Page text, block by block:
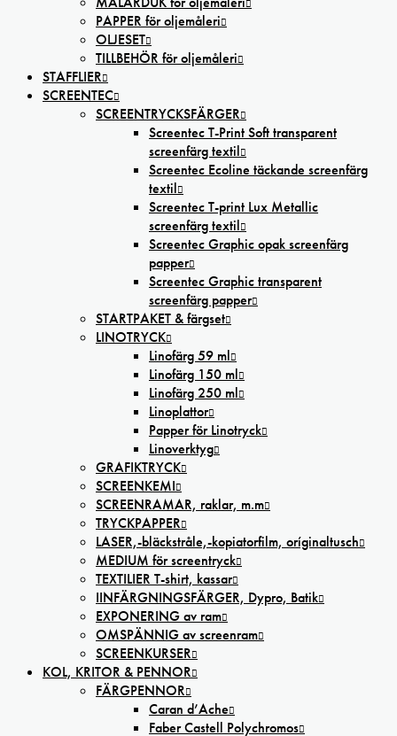
PAPPER för oljemåleri
OLJESET
TILLBEHÖR för oljemåleri
STAFFLIER
SCREENTEC
SCREENTRYCKSFÄRGER
Screentec T-Print Soft transparent
screenfärg textil
Screentec Ecoline täckande screenfärg
textil
Screentec T-print Lux Metallic
screenfärg textil
Screentec Graphic opak screenfärg
papper
Screentec Graphic transparent
screenfärg papper
STARTPAKET & färgset
LINOTRYCK
Linofärg 59 ml
Linofärg 150 ml
Linofärg 250 ml
Linoplattor
Papper för Linotryck
Linoverktyg
GRAFIKTRYCK
SCREENKEMI
SCREENRAMAR, raklar, m.m
TRYCKPAPPER
LASER,-bläckstråle,-kopiatorfilm, oríginaltusch
MEDIUM för screentryck
TEXTILIER T-shirt, kassar
IINFÄRGNINGSFÄRGER, Dypro, Batik
EXPONERING av ram
OMSPÄNNIG av screenram
SCREENKURSER
KOL, KRITOR & PENNOR
FÄRGPENNOR
Caran d’Ache
Faber Castell Polychromos